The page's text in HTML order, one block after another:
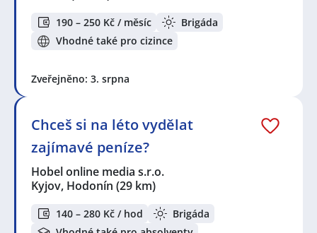
190 – 250 Kč / měsíc
Brigáda
Vhodné také pro cizince
Zveřejněno: 3. srpna
Chceš si na léto vydělat
zajímavé peníze?
Hobel online media s.r.o.
Kyjov, Hodonín (29 km)
140 – 280 Kč / hod
Brigáda